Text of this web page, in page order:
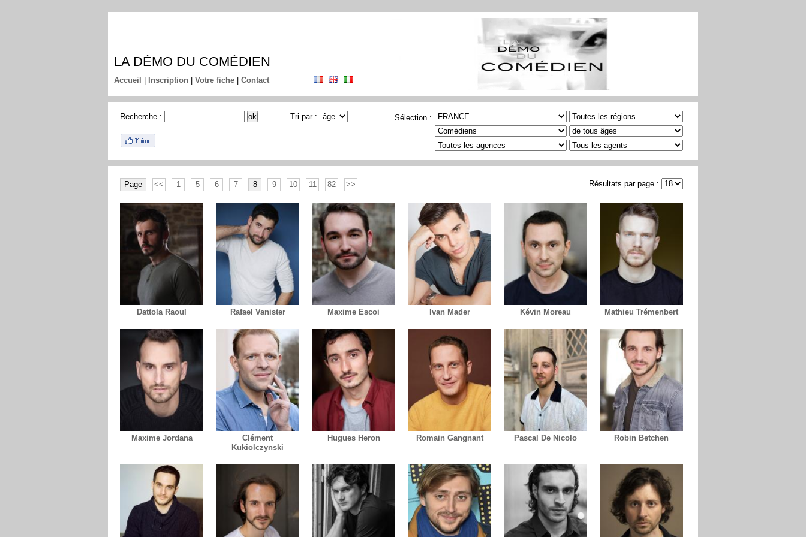
LA DÉMO DU COMÉDIEN
Accueil Inscription Votre fiche Contact
Sélection :
Recherche : Tri par :
Résultats par page :
Page << 1 5 6 7 8 9 10 11 82 >>
Dattola Raoul Rafael Vanister Maxime Escoi Ivan Mader Kévin Moreau Mathieu Trémenbert
Maxime Jordana
Clément
Kukiolczynski
Hugues Heron Romain Gangnant Pascal De Nicolo Robin Betchen